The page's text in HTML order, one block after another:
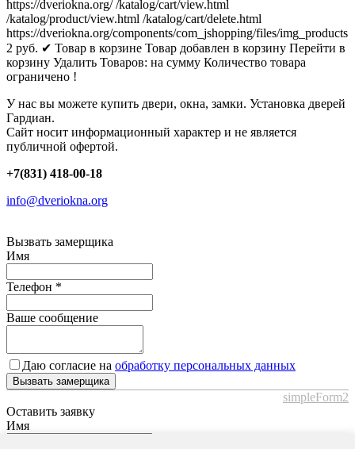
https://dveriokna.org/ /katalog/cart/view.html
/katalog/product/view.html /katalog/cart/delete.html
https://dveriokna.org/components/com_jshopping/files/img_products
2 руб. ✔ Товар в корзине Товар добавлен в корзину Перейти в
корзину Удалить Товаров: на сумму Количество товара
ограничено !
У нас вы можете купить двери, окна, замки. Установка дверей
Гардиан.
Сайт носит информационный характер и не является
публичной офертой.
+7(831) 418-00-18
info@dveriokna.org
Вызвать замерщика
Имя
Телефон *
Ваше сообщение
Даю согласие на обработку персональных данных
Вызвать замерщика
simpleForm2
Оставить заявку
Имя